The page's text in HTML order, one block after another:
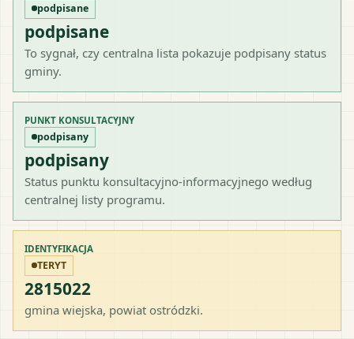
podpisane
podpisane
To sygnał, czy centralna lista pokazuje podpisany status
gminy.
PUNKT KONSULTACYJNY
podpisany
podpisany
Status punktu konsultacyjno-informacyjnego według
centralnej listy programu.
IDENTYFIKACJA
TERYT
2815022
gmina wiejska, powiat ostródzki.